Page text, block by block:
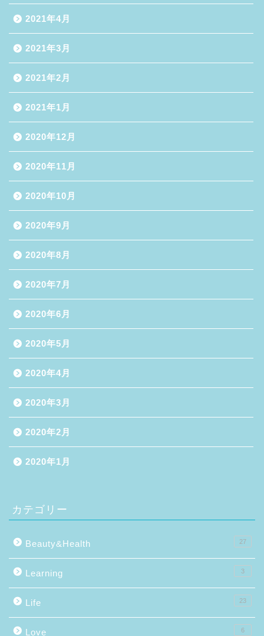
2021年4月
2021年3月
2021年2月
2021年1月
2020年12月
2020年11月
2020年10月
2020年9月
2020年8月
2020年7月
2020年6月
2020年5月
2020年4月
2020年3月
2020年2月
2020年1月
カテゴリー
Beauty&Health 27
Learning 3
Life 23
Love 6